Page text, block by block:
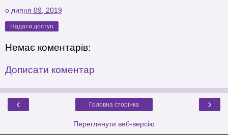
о липня 09, 2019
Надати доступ
Немає коментарів:
Дописати коментар
‹ ›
Головна сторінка
Переглянути веб-версію